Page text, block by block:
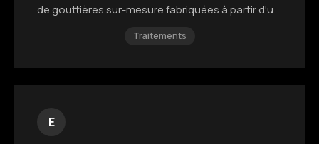
de gouttières sur-mesure fabriquées à partir d'un
Traitements
E